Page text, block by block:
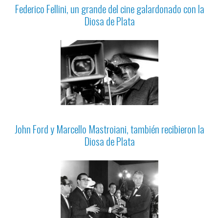
Federico Fellini, un grande del cine galardonado con la
Diosa de Plata
John Ford y Marcello Mastroiani, también recibieron la
Diosa de Plata